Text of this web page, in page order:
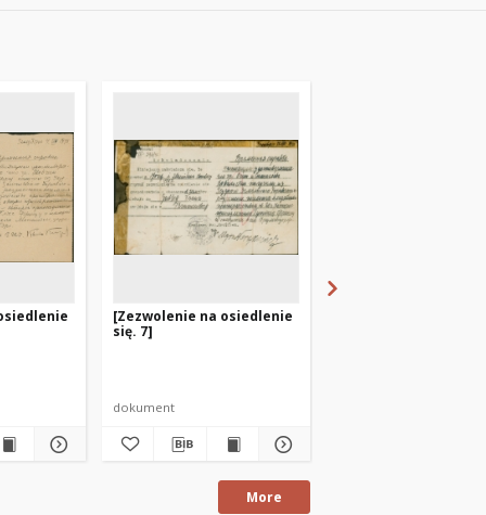
[Zezwolenie na osiedlenie
się. 7]
dokument
More